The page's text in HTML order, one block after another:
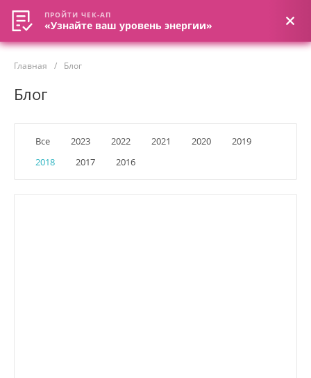
Главная / Блог
Блог
Все 2023 2022 2021 2020
2019
2018
2017 2016
ПРОЙТИ ЧЕК-АП
«Узнайте ваш уровень энергии»
ПРОЙТИ ЧЕК-АП
«Узнайте ваш уровень энергии»